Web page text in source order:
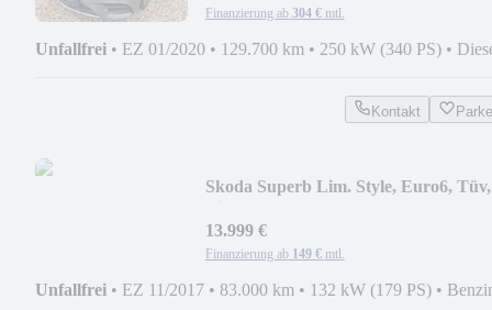
Finanzierung ab 304 € mtl.
Unfallfrei • EZ 01/2020 • 129.700 km • 250 kW (340 PS) •
Kontakt
Skoda Superb Lim. Style, Euro6, Tüv,
13.999 €
Finanzierung ab 149 € mtl.
Unfallfrei • EZ 11/2017 • 83.000 km • 132 kW (179 PS) •